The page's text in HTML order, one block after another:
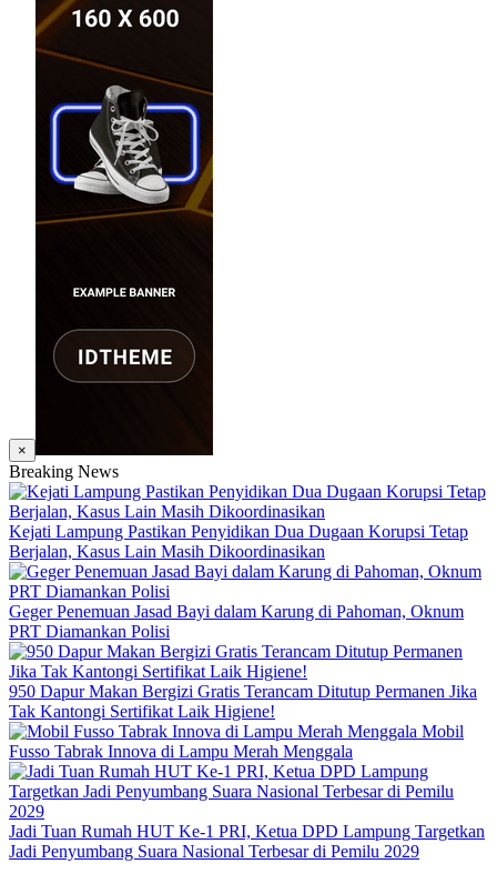
×
Breaking News
Kejati Lampung Pastikan Penyidikan Dua Dugaan Korupsi Tetap
Berjalan, Kasus Lain Masih Dikoordinasikan
Geger Penemuan Jasad Bayi dalam Karung di Pahoman, Oknum
PRT Diamankan Polisi
950 Dapur Makan Bergizi Gratis Terancam Ditutup Permanen Jika
Tak Kantongi Sertifikat Laik Higiene!
Mobil
Fusso Tabrak Innova di Lampu Merah Menggala
Jadi Tuan Rumah HUT Ke-1 PRI, Ketua DPD Lampung Targetkan
Jadi Penyumbang Suara Nasional Terbesar di Pemilu 2029